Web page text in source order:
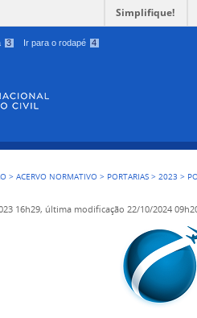
3 Ir para o rodapé 4
Simplifique!
>ACERVO NORMATIVO > PORTARIAS >2023 >
16h29, última modificação 22/10/2024